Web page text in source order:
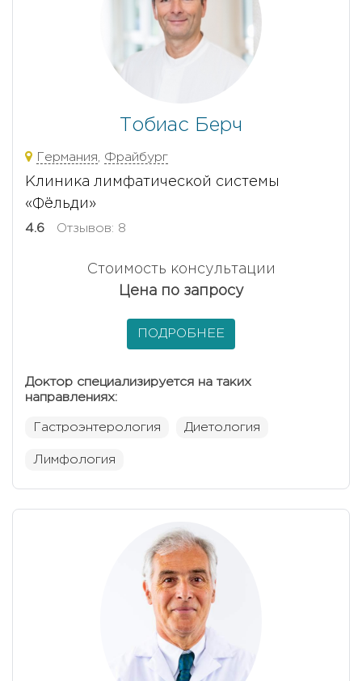
Тобиас Берч
Германия Фрайбург
Клиника лимфатической системы
«Фёльди»
4.6 Отзывов: 8
Стоимость консультации
Цена по запросу
ПОДРОБНЕЕ
Доктор специализируется на таких
направлениях:
Гастроэнтерология Диетология
Лимфология